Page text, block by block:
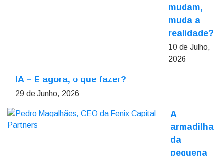
mudam,
muda a
realidade?
10 de Julho,
2026
IA – E agora, o que fazer?
29 de Junho, 2026
A
armadilha
da
pequena